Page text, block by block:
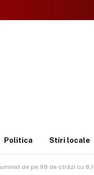
Politica Stiri locale
de pe 98 de străzi cu